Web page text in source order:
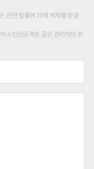
관련 법률에 의해 제재를 받을
나 인신공격성 글은 관리자의 판